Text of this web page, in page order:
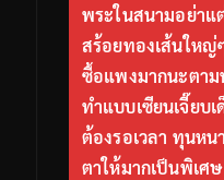
พระในสนามอย่าแ
สร้อยทองเส้นใหญ่
ซื้อแพงมากนะตา
ทำแบบเซียนเจี๊ยบเ
ต้องรอเวลา ทุนหน
ตาให้มากเป็นพิเศ